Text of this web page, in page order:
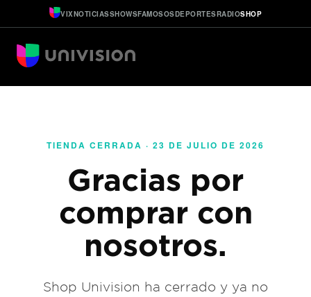
VIXNOTICIASSHOWSFAMOSOSDEPORTESRADIOSHOP
TIENDA CERRADA · 23 DE JULIO DE 2026
Gracias por
comprar con
nosotros.
Shop Univision ha cerrado y ya no